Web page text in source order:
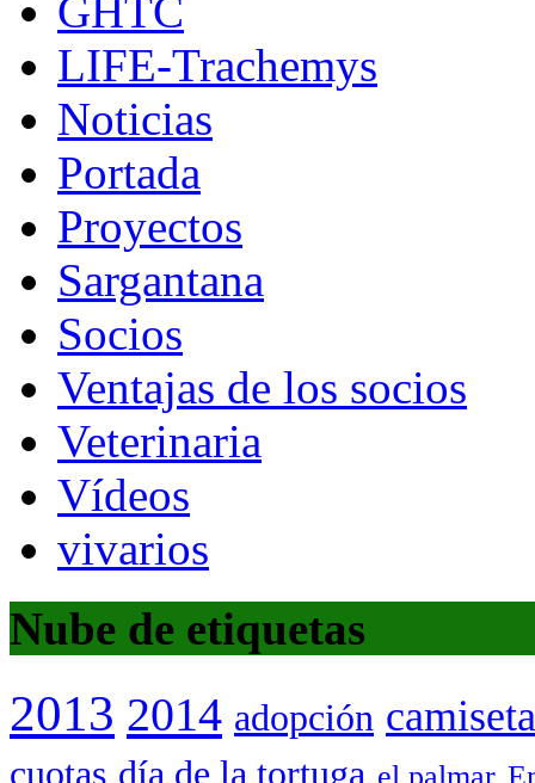
GHTC
LIFE-Trachemys
Noticias
Portada
Proyectos
Sargantana
Socios
Ventajas de los socios
Veterinaria
Vídeos
vivarios
Nube de etiquetas
2013 2014 adopción
cuotas día de la tortuga